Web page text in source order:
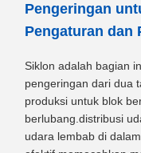
Pengeringan
Pengaturan dan
Siklon adalah bagian
pengeringan dari dua
produksi untuk blok
berlubang.distribusi
udara lembab di